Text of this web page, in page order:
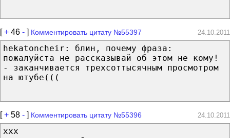
[+ 46 - ] Комментировать цитату №55397 24.10.2011
hekatoncheir: блин, почему фраза:
пожалуйста не рассказывай об этом не кому!
- заканчивается трехсоттысячным просмотром
на ютубе(((
[+ 58 - ] Комментировать цитату №55396 24.10.2011
xxx